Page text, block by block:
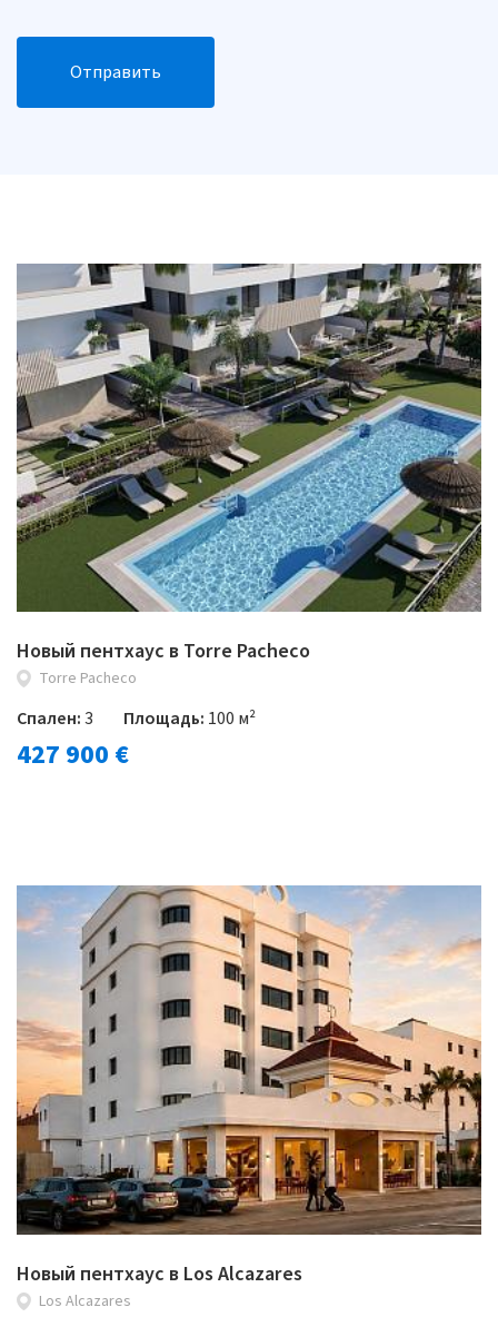
Отправить
Новый пентхаус в Torre Pacheco
Torre Pacheco
Спален:3 Площадь: 100 м²
427 900 €
Новый пентхаус в Los Alcazares
Los Alcazares